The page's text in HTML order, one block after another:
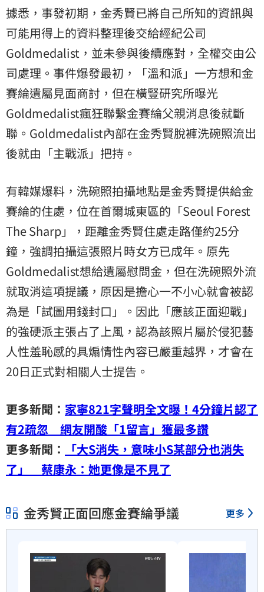
據悉，事發初期，金秀賢已將自己所知的資訊與
可能用得上的資料整理後交給經紀公司
Goldmedalist，並未參與後續應對，全權交由公
司處理。事件爆發最初，「溫和派」一方想和金
賽綸遺屬見面商討，但在橫豎研究所曝光
Goldmedalist瘋狂聯繫金賽綸父親消息後就斷
聯。Goldmedalist內部在金秀賢脫褲洗碗照流出
後就由「主戰派」把持。
有韓媒爆料，洗碗照拍攝地點是金秀賢提供給金
賽綸的住處，位在首爾城東區的「Seoul Forest
The Sharp」，距離金秀賢住處走路僅約25分
鐘，強調拍攝這張照片時女方已成年。原先
Goldmedalist想給遺屬慰問金，但在洗碗照外流
就取消這項提議，原因是擔心一不小心就會被認
為是「試圖用錢封口」。因此「應該正面迎戰」
的強硬派主張占了上風，認為該照片屬於侵犯藝
人性羞恥感的具煽情性內容已嚴重越界，才會在
20日正式對相關人士提告。
更多新聞： 家寧821字聲明全文曝！4分鐘片認了
有2疏忽 網友開酸「1留言」獲最多讚
更多新聞：
「大S消失，意味小S某部分也消失
了」 蔡康永：她更像是不見了
金秀賢正面回應金賽綸爭議 更多